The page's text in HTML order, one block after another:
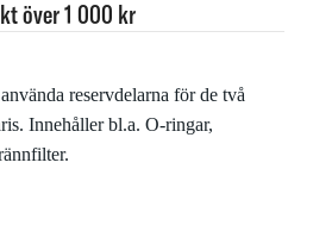
reservdelarna för de två
Innehåller bl.a. O-ringar,
över 1 000 kr